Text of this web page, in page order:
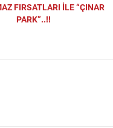
FIRSATLARI İLE “ÇINAR
PARK”..!!
Kişisel İkbal İçin Kullanılamaz”